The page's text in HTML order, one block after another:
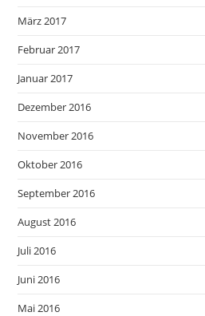
März 2017
Februar 2017
Januar 2017
Dezember 2016
November 2016
Oktober 2016
September 2016
August 2016
Juli 2016
Juni 2016
Mai 2016